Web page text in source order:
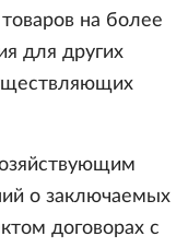
на более
для других
о заключаемых
договорах с